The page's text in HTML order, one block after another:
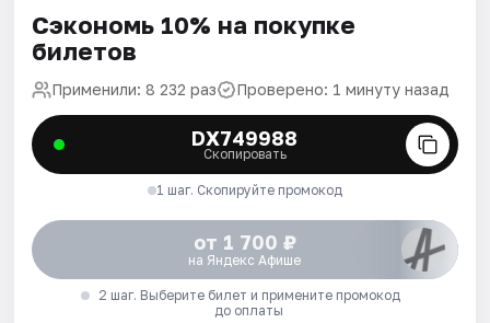
Сэкономь 10% на покупке
билетов
Применили: 8 232 раз Проверено: 1 минуту назад
DX749988
Скопировать
1 шаг. Скопируйте промокод
от 1 700 ₽
на Яндекс Афише
2 шаг. Выберите билет и примените промокод
до оплаты